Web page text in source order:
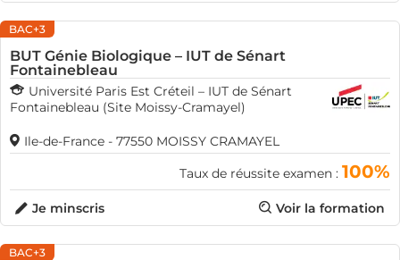
BAC+3
BUT Génie Biologique – IUT de Sénart
Fontainebleau
Université Paris Est Créteil – IUT de Sénart
Fontainebleau (Site Moissy-Cramayel)
Ile-de-France - 77550 MOISSY CRAMAYEL
Taux de réussite examen : 100%
Voir la formation
Je minscris
BAC+3